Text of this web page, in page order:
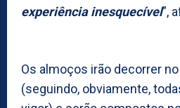
experiência inesquecível”,
Os almoços irão decorrer
(seguindo, obviamente,